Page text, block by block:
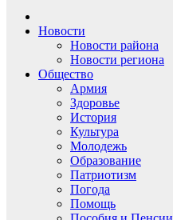
Новости
Новости района
Новости региона
Общество
Армия
Здоровье
История
Культура
Молодежь
Образование
Патриотизм
Погода
Помощь